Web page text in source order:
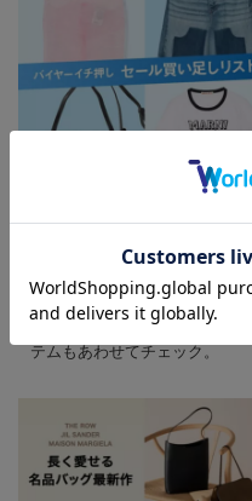
バイヤーイチ押し セール
買い足しリスト
今買って秋まで使えるセールア
イテムをバイヤー目線で厳選！
新たにプライスダウンしたアイ
テムもあわせてチェック。